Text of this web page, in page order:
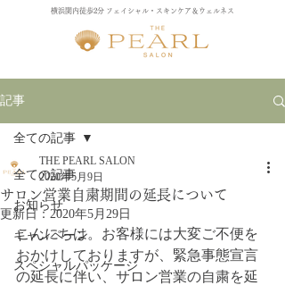
横浜関内徒歩2分 フェイシャル・スキンケア＆ウェルネス
記事
全ての記事
お知らせ
キャンペーン
スペシャルパッケージ
全ての記事
サロン営業自粛期間の延長について
THE PEARL SALON
2020年5月9日
更新日：2020年5月29日
こんにちは。お客様には大変ご不便を
おかけしておりますが、緊急事態宣言
の延長に伴い、サロン営業の自粛を延